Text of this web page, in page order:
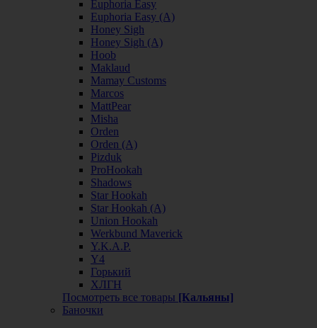
Euphoria Easy
Euphoria Easy (А)
Honey Sigh
Honey Sigh (А)
Hoob
Maklaud
Mamay Customs
Marcos
MattPear
Misha
Orden
Orden (А)
Pizduk
ProHookah
Shadows
Star Hookah
Star Hookah (А)
Union Hookah
Werkbund Maverick
Y.K.A.P.
Y4
Горький
ХЛГН
Посмотреть все товары [Кальяны]
Баночки